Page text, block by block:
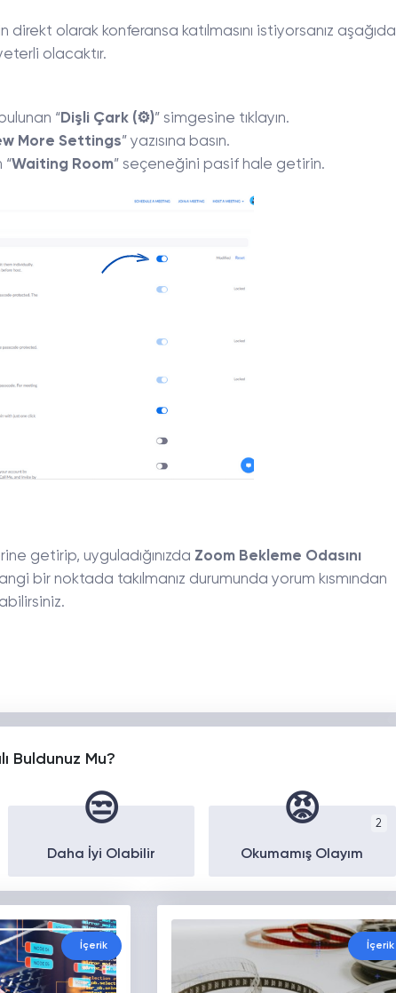
direkt olarak konferansa katılmasını istiyorsanız aşağıda
olacaktır.
“Dişli Çark (⚙)” simgesine tıklayın.
More Settings” yazısına basın.
“Waiting Room” seçeneğini pasif hale getirin.
getirip, uyguladığınızda Zoom Bekleme Odasını
bir noktada takılmanız durumunda yorum kısmından
Buldunuz Mu?
😒
Daha İyi Olabilir
2
😡
Okumamış Olayım
İçerik İçerik